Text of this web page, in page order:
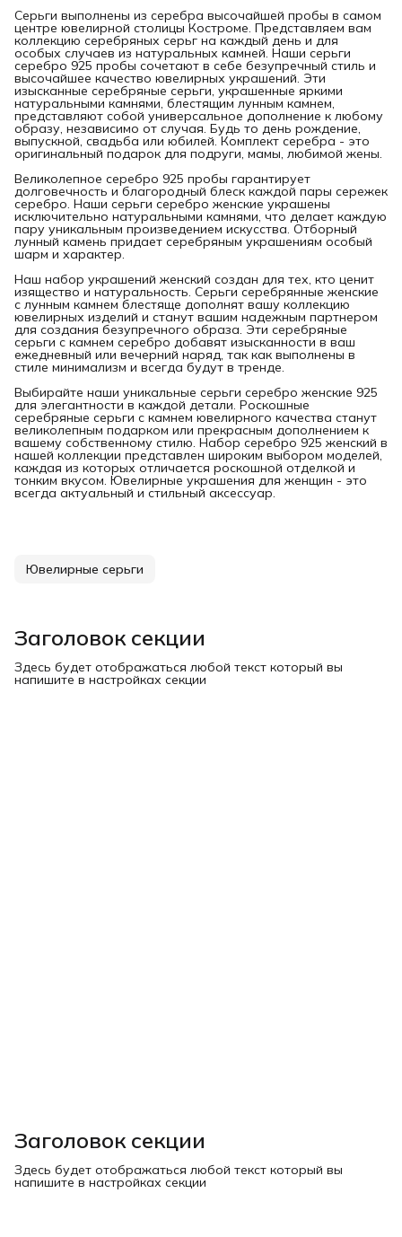
Серьги выполнены из серебра высочайшей пробы в самом
центре ювелирной столицы Костроме. Представляем вам
коллекцию серебряных серьг на каждый день и для
особых случаев из натуральных камней. Наши серьги
серебро 925 пробы сочетают в себе безупречный стиль и
высочайшее качество ювелирных украшений. Эти
изысканные серебряные серьги, украшенные яркими
натуральными камнями, блестящим лунным камнем,
представляют собой универсальное дополнение к любому
образу, независимо от случая. Будь то день рождение,
выпускной, свадьба или юбилей. Комплект серебра - это
оригинальный подарок для подруги, мамы, любимой жены.
Великолепное серебро 925 пробы гарантирует
долговечность и благородный блеск каждой пары сережек
серебро. Наши серьги серебро женские украшены
исключительно натуральными камнями, что делает каждую
пару уникальным произведением искусства. Отборный
лунный камень придает серебряным украшениям особый
шарм и характер.
Наш набор украшений женский создан для тех, кто ценит
изящество и натуральность. Серьги серебрянные женские
с лунным камнем блестяще дополнят вашу коллекцию
ювелирных изделий и станут вашим надежным партнером
для создания безупречного образа. Эти серебряные
серьги с камнем серебро добавят изысканности в ваш
ежедневный или вечерний наряд, так как выполнены в
стиле минимализм и всегда будут в тренде.
Выбирайте наши уникальные серьги серебро женские 925
для элегантности в каждой детали. Роскошные
серебряные серьги с камнем ювелирного качества станут
великолепным подарком или прекрасным дополнением к
вашему собственному стилю. Набор серебро 925 женский в
нашей коллекции представлен широким выбором моделей,
каждая из которых отличается роскошной отделкой и
тонким вкусом. Ювелирные украшения для женщин - это
всегда актуальный и стильный аксессуар.
Ювелирные серьги
Заголовок секции
Здесь будет отображаться любой текст который вы
напишите в настройках секции
Заголовок секции
Здесь будет отображаться любой текст который вы
напишите в настройках секции